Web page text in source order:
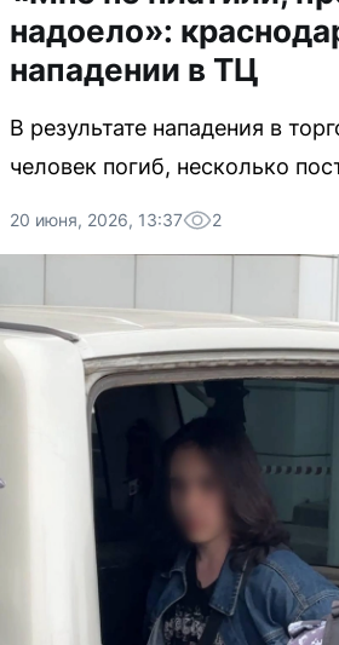
надоело»:
нападении в ТЦ
В результате нападения в
человек погиб, несколько
20 июня, 2026, 13:37 2